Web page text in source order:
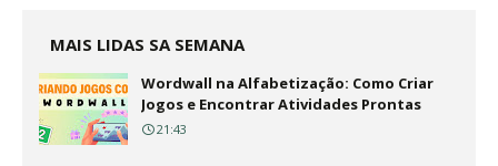
MAIS LIDAS SA SEMANA
Wordwall na Alfabetização: Como Criar
Jogos e Encontrar Atividades Prontas
21:43